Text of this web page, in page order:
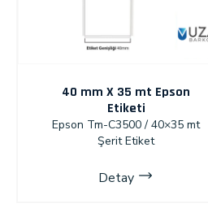
40 mm X 35 mt Epson
Etiketi
Epson Tm-C3500 / 40×35 mt
Şerit Etiket
Detay